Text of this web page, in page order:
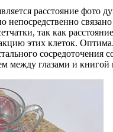
расстояние фото
так как
этих клеток.
сосредоточения
между глазами и книгой